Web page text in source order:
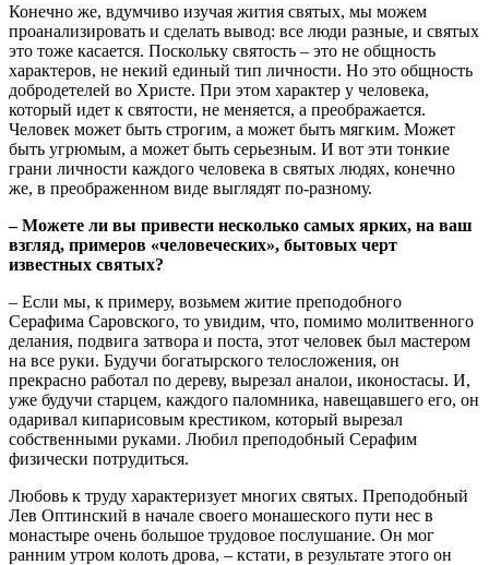
Конечно же, вдумчиво изучая жития святых, мы можем
проанализировать и сделать вывод: все люди разные, и святых
это тоже касается. Поскольку святость – это не общность
характеров, не некий единый тип личности. Но это общность
добродетелей во Христе. При этом характер у человека,
который идет к святости, не меняется, а преображается.
Человек может быть строгим, а может быть мягким. Может
быть угрюмым, а может быть серьезным. И вот эти тонкие
грани личности каждого человека в святых людях, конечно
же, в преображенном виде выглядят по-разному.
– Можете ли вы привести несколько самых ярких, на ваш
взгляд, примеров «человеческих», бытовых черт
известных святых?
– Если мы, к примеру, возьмем житие преподобного
Серафима Саровского, то увидим, что, помимо молитвенного
делания, подвига затвора и поста, этот человек был мастером
на все руки. Будучи богатырского телосложения, он
прекрасно работал по дереву, вырезал аналои, иконостасы. И,
уже будучи старцем, каждого паломника, навещавшего его, он
одаривал кипарисовым крестиком, который вырезал
собственными руками. Любил преподобный Серафим
физически потрудиться.
Любовь к труду характеризует многих святых. Преподобный
Лев Оптинский в начале своего монашеского пути нес в
монастыре очень большое трудовое послушание. Он мог
ранним утром колоть дрова, – кстати, в результате этого он